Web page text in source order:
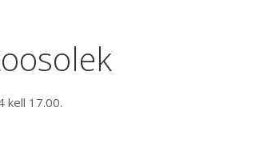
kell 17.00.